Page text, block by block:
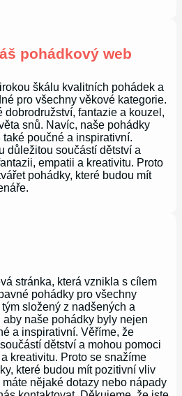
pohádkový web
škálu kvalitních pohádek a
pro všechny věkové kategorie.
dobrodružství, fantazie a kouzel,
snů. Navíc, naše pohádky
poučné a inspirativní.
důležitou součástí dětství a
empatii a kreativitu. Proto
pohádky, které budou mít
stránka, která vznikla s cílem
pohádky pro všechny
složený z nadšených a
naše pohádky byly nejen
a inspirativní. Věříme, že
dětství a mohou pomoci
kreativitu. Proto se snažíme
které budou mít pozitivní vliv
nějaké dotazy nebo nápady